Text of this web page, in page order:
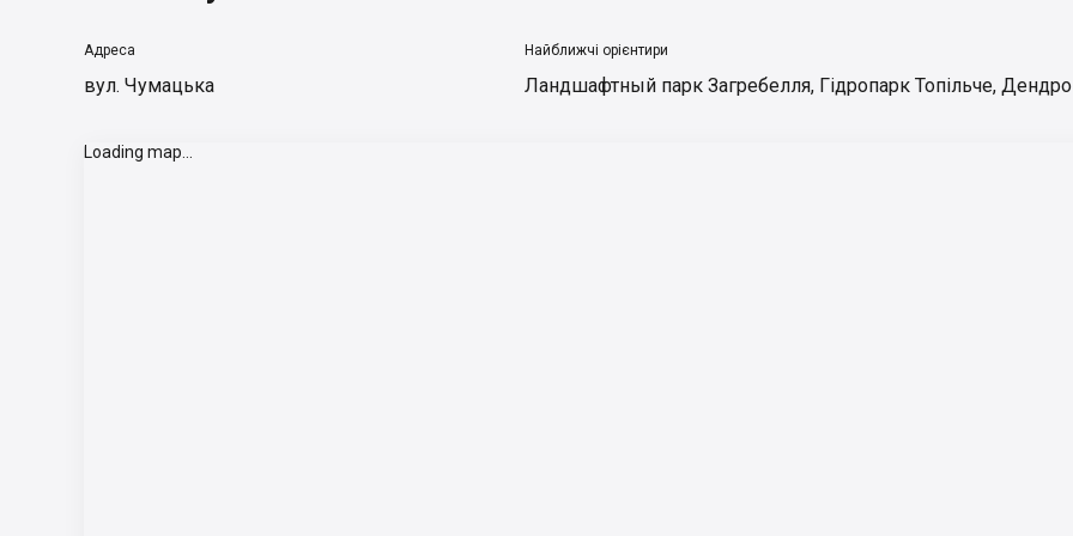
Адреса
вул. Чумацька
Найближчі орієнтири
Ландшафтный парк Загребелля, Гідропарк Топільче,
Loading map...